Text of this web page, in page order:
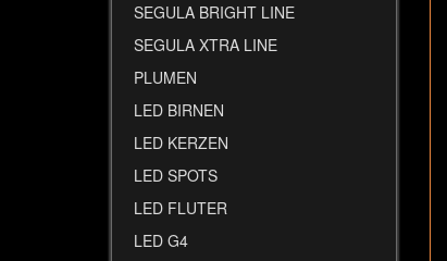
SEGULA BRIGHT LINE
SEGULA XTRA LINE
PLUMEN
LED BIRNEN
LED KERZEN
LED SPOTS
LED FLUTER
LED G4